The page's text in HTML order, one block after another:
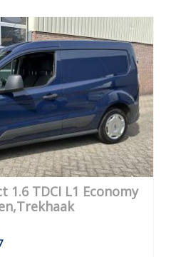
1.6 TDCI L1 Economy